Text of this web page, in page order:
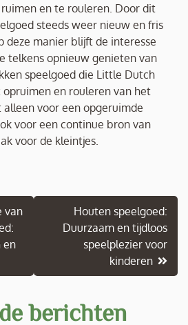
en te rouleren. Door dit
steeds weer nieuw en fris
deze manier blijft de interesse
telkens opnieuw genieten van
speelgoed die Little Dutch
en rouleren van het
voor een opgeruimde
voor een continue bron van
voor de kleintjes.
van
en
Houten speelgoed:
Duurzaam en tijdloos
speelplezier voor
kinderen
berichten